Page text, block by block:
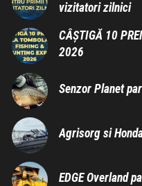
vizitatori zilnici
CÂȘTIGĂ 10
2026
Senzor Planet
Agrisorg si
EDGE Overland